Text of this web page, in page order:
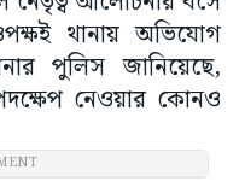
থানায় অভিযোগ
পুলিস জানিয়েছে,
নেওয়ার কোনও